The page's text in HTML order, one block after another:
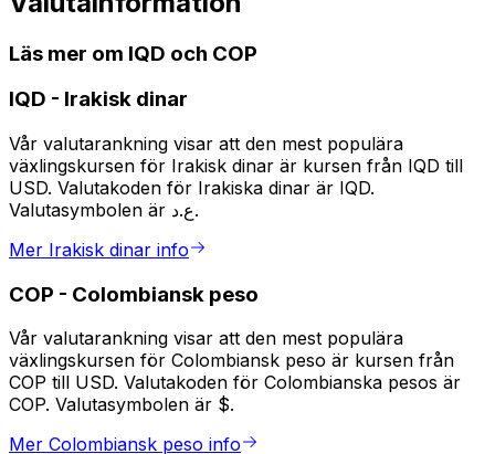
Läs mer om IQD och COP
IQD - Irakisk dinar
Vår valutarankning visar att den mest populära
växlingskursen för Irakisk dinar är kursen från IQD till
USD. Valutakoden för Irakiska dinar är IQD.
Valutasymbolen är ع.د.
Mer Irakisk dinar info
COP - Colombiansk peso
Vår valutarankning visar att den mest populära
växlingskursen för Colombiansk peso är kursen från
COP till USD. Valutakoden för Colombianska pesos är
COP. Valutasymbolen är $.
Mer Colombiansk peso info